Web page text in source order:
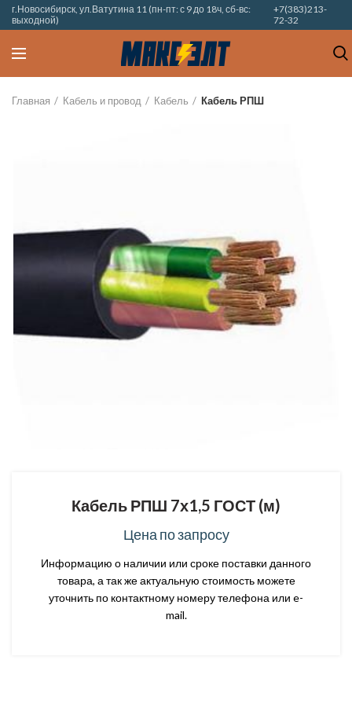
г.Новосибирск, ул.Ватутина 11 (пн-пт: с 9 до 18ч, сб-вс:
выходной)
+7(383)213-
72-32
Главная Кабель и провод Кабель Кабель РПШ
Кабель РПШ 7х1,5 ГОСТ (м)
Цена по запросу
Информацию о наличии или сроке поставки данного
товара, а так же актуальную стоимость можете
уточнить по контактному номеру телефона или e-
mail.